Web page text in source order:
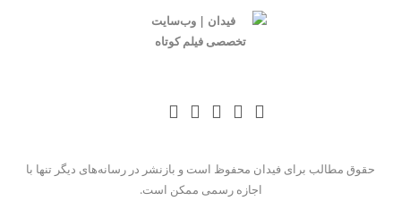
حقوق مطالب برای فیدان محفوظ است و بازنشر در رسانه‌های دیگر تنها با
اجازه رسمی ممکن است.